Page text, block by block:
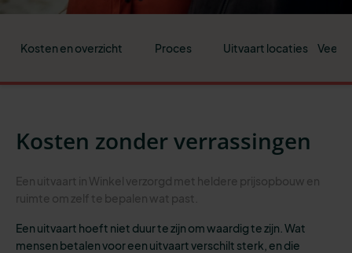
Kosten en overzicht Proces Uitvaart locaties
Kosten zonder verrassingen
Een uitvaart in Winkel verzorgd met heldere prijsopbouw en
ruimte om zelf te bepalen wat past.
Een uitvaart hoeft niet duur te zijn om waardig te zijn. Wat
mensen betalen voor een uitvaart verschilt sterk, en die